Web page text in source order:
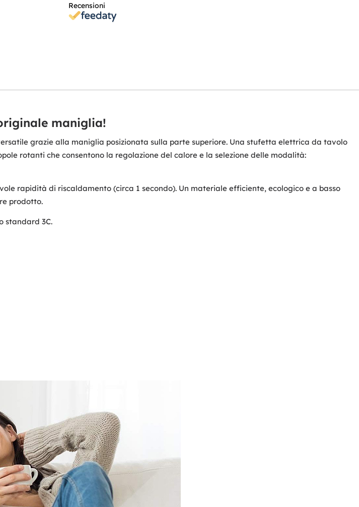
Recensioni
maniglia!
grazie alla maniglia posizionata sulla parte superiore. Una stufetta elettrica da tavolo
rotanti che consentono la regolazione del calore e la selezione delle modalità:
rapidità di riscaldamento (circa 1 secondo). Un materiale efficiente, ecologico e a basso
prodotto.
standard 3C.